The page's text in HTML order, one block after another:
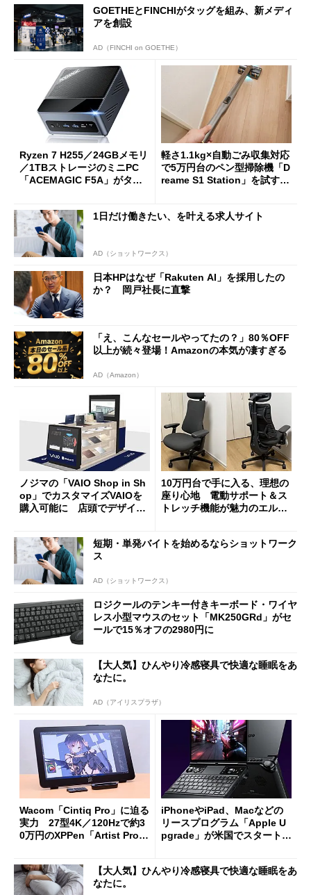
GOETHEとFINCHIがタッグを組み、新メディ
アを創設
AD（FINCHI on GOETHE）
Ryzen 7 H255／24GBメモリ
／1TBストレージのミニPC
「ACEMAGIC F5A」がタイ
軽さ1.1kg×自動ごみ収集対応
で5万円台のペン型掃除機「D
reame S1 Station」を試す
1日だけ働きたい、を叶える求人サイト
AD（ショットワークス）
日本HPはなぜ「Rakuten AI」を採用したの
か？ 岡戸社長に直撃
「え、こんなセールやってたの？」80％OFF
以上が続々登場！Amazonの本気が凄すぎる
AD（Amazon）
ノジマの「VAIO Shop in Sh
op」でカスタマイズVAIOを
購入可能に 店頭でデザイン
10万円台で手に入る、理想の
座り心地 電動サポート＆ス
トレッチ機能が魅力のエルゴ
短期・単発バイトを始めるならショットワーク
ス
AD（ショットワークス）
ロジクールのテンキー付きキーボード・ワイヤ
レス小型マウスのセット「MK250GRd」がセ
ールで15％オフの2980円に
【大人気】ひんやり冷感寝具で快適な睡眠をあ
なたに。
AD（アイリスプラザ）
Wacom「Cintiq Pro」に迫る
実力 27型4K／120Hzで約3
0万円のXPPen「Artist Pro 2
iPhoneやiPad、Macなどの
リースプログラム「Apple U
pgrade」が米国でスタート／
ut」が明...
【大人気】ひんやり冷感寝具で快適な睡眠をあ
なたに。